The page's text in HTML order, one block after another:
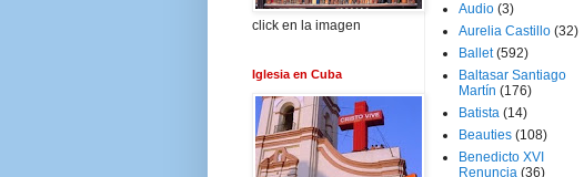
click en la imagen
Iglesia en Cuba
Audio (3)
Aurelia Castillo (32)
Ballet (592)
Baltasar Santiago
Martín (176)
Batista (14)
Beauties (108)
Benedicto XVI
Renuncia (36)